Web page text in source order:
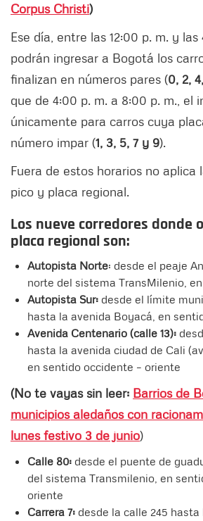
Corpus Christi)
Ese día, entre las 12:00 p. m. y
podrán ingresar a Bogotá los
finalizan en números pares (0, 2,
que de 4:00 p. m. a 8:00 p. m., el
únicamente para carros cuya
número impar (1, 3, 5, 7 y 9).
Fuera de estos horarios no aplica
pico y placa regional.
Los nueve corredores donde
placa regional son:
Autopista Norte: desde el peaje
norte del sistema TransMilenio,
Autopista Sur: desde el límite
hasta la avenida Boyacá, en
Avenida Centenario (calle 13):
hasta la avenida ciudad de Cali
en sentido occidente – oriente
(No te vayas sin leer: Barrios de
municipios aledaños con
lunes festivo 3 de junio)
Calle 80: desde el puente de
del sistema Transmilenio, en
oriente
Carrera 7: desde la calle 245 hasta